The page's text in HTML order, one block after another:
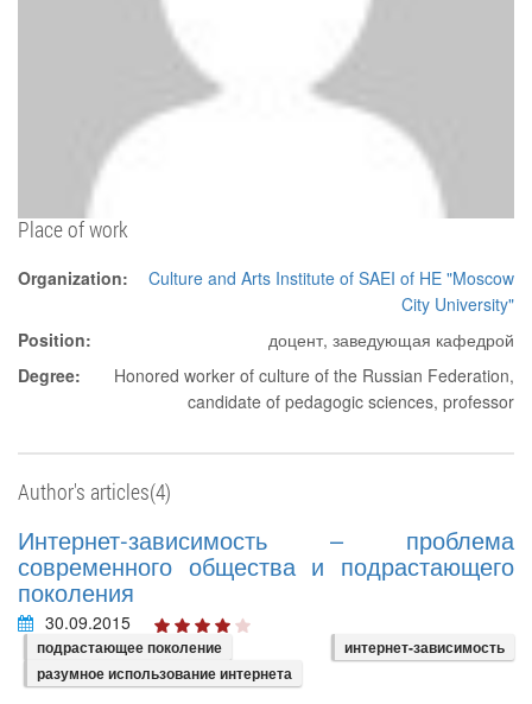
Place of work
Organization:
Culture and Arts Institute of SAEI of HE "Moscow
City University"
Position:
доцент, заведующая кафедрой
Degree:
Honored worker of culture of the Russian Federation,
candidate of pedagogic sciences, professor
Author's articles(4)
Интернет-зависимость – проблема
современного общества и подрастающего
поколения
30.09.2015
подрастающее поколение
интернет-зависимость
разумное использование интернета